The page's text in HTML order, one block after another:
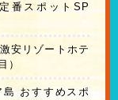
番スポットSP
安リゾートホテ
）
おすすめスポ